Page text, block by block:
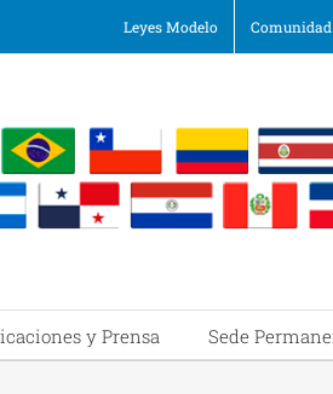
Leyes Modelo
y Prensa Sede